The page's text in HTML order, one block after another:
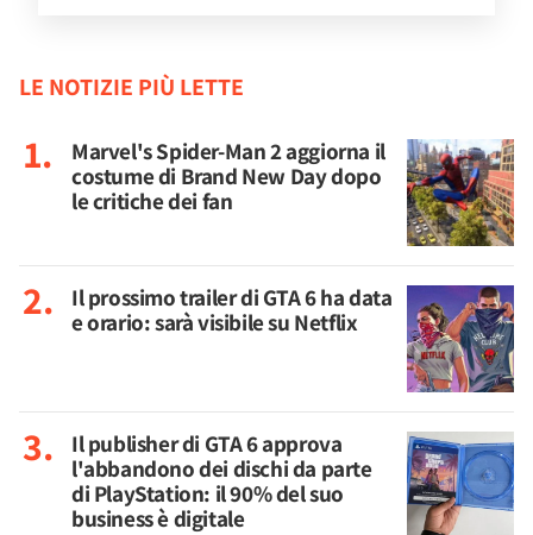
LE NOTIZIE PIÙ LETTE
Marvel's Spider-Man 2 aggiorna il
costume di Brand New Day dopo
le critiche dei fan
Il prossimo trailer di GTA 6 ha data
e orario: sarà visibile su Netflix
Il publisher di GTA 6 approva
l'abbandono dei dischi da parte
di PlayStation: il 90% del suo
business è digitale